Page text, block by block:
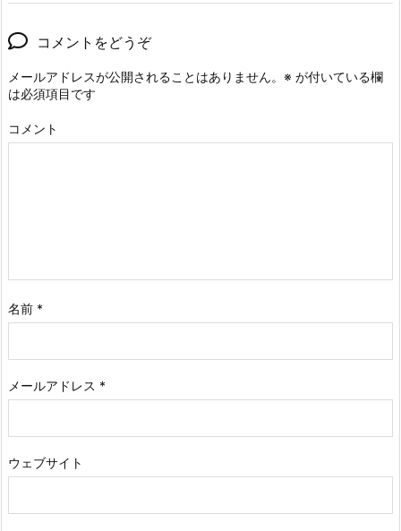
コメントをどうぞ
メールアドレスが公開されることはありません。 ※ が付いている欄
は必須項目です
コメント
名前 *
メールアドレス *
ウェブサイト